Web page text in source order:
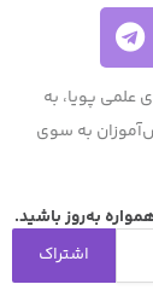
علمی پویا، به
به سوی
به‌روز باشید.